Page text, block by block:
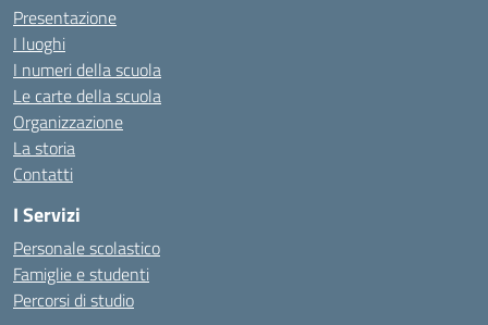
Presentazione
I luoghi
I numeri della scuola
Le carte della scuola
Organizzazione
La storia
Contatti
I Servizi
Personale scolastico
Famiglie e studenti
Percorsi di studio